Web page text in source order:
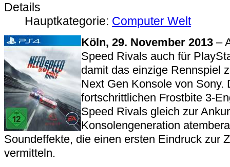
Details
Hauptkategorie: Computer Welt
Köln, 29. November 2013 –
Speed Rivals auch für
damit das einzige Rennspiel
Next Gen Konsole von Sony.
fortschrittlichen Frostbite 3-
Speed Rivals gleich zur
Konsolengeneration
Soundeffekte, die einen ersten Eindruck zur
vermitteln.